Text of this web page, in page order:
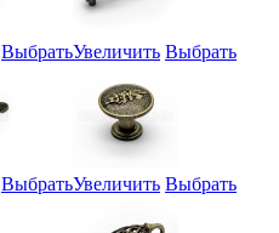
ВыбратьУвеличить Выбрать
ВыбратьУвеличить Выбрать